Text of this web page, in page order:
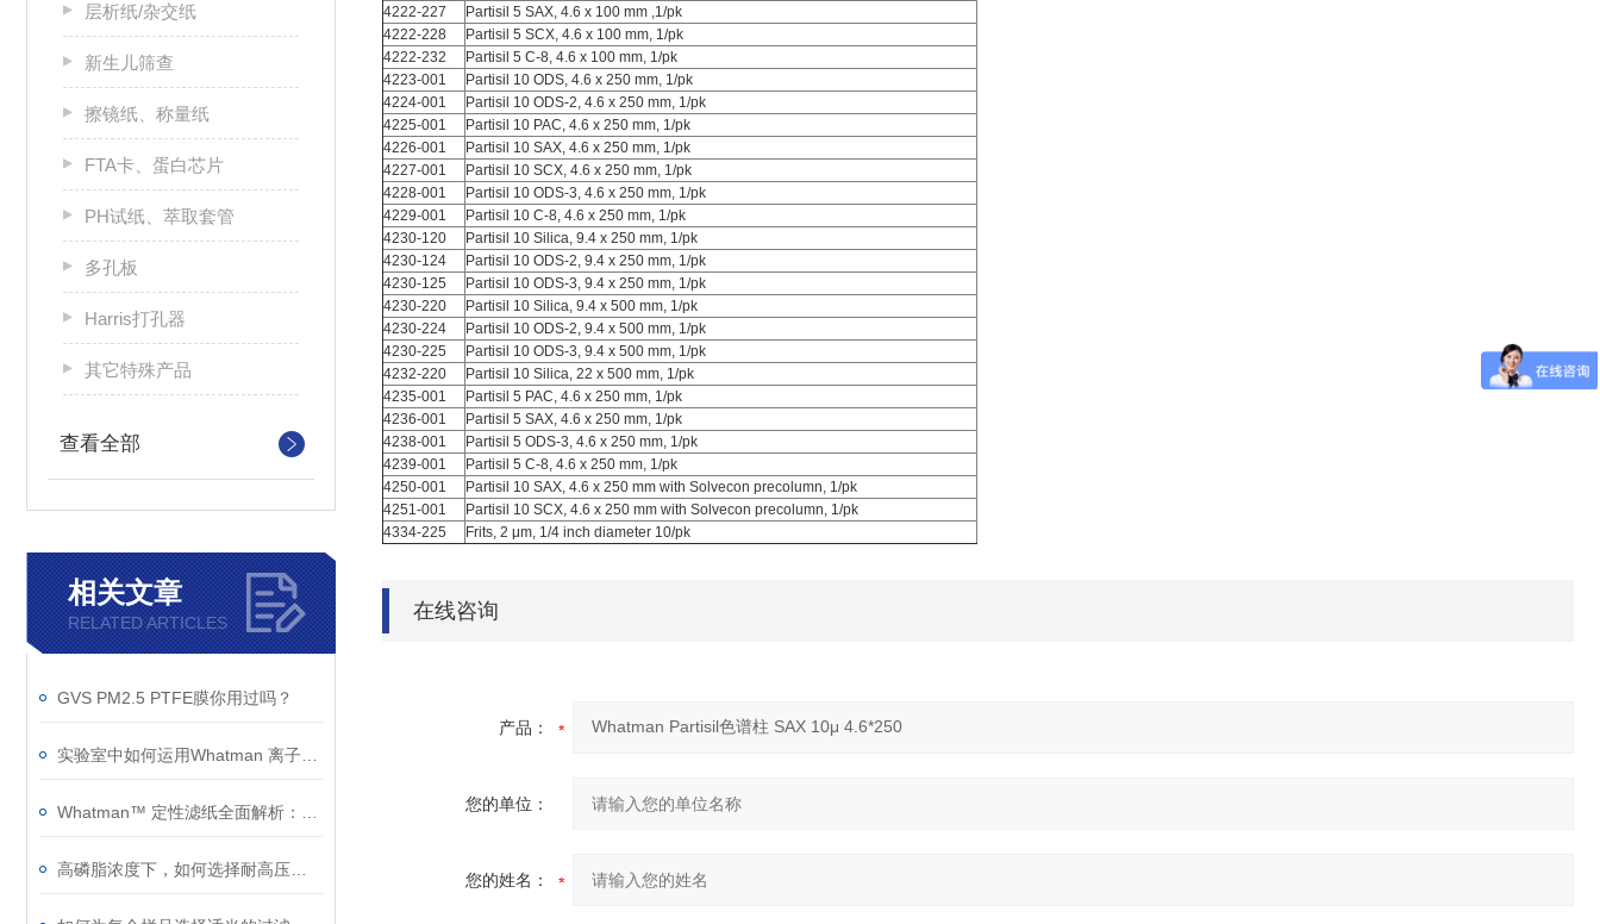
层析纸/杂交纸
新生儿筛查
擦镜纸、称量纸
FTA卡、蛋白芯片
PH试纸、萃取套管
多孔板
Harris打孔器
其它特殊产品
查看全部
相关文章
RELATED ARTICLES
GVS PM2.5 PTFE膜你用过吗？
4222-227
Partisil 5 SAX, 4.6 x 100 mm ,1/pk
4222-228
Partisil 5 SCX, 4.6 x 100 mm, 1/pk
4222-232
Partisil 5 C-8, 4.6 x 100 mm, 1/pk
4223-001
Partisil 10 ODS, 4.6 x 250 mm, 1/pk
4224-001
Partisil 10 ODS-2, 4.6 x 250 mm, 1/pk
4225-001
Partisil 10 PAC, 4.6 x 250 mm, 1/pk
4226-001
Partisil 10 SAX, 4.6 x 250 mm, 1/pk
4227-001
Partisil 10 SCX, 4.6 x 250 mm, 1/pk
4228-001
Partisil 10 ODS-3, 4.6 x 250 mm, 1/pk
4229-001
Partisil 10 C-8, 4.6 x 250 mm, 1/pk
4230-120
Partisil 10 Silica, 9.4 x 250 mm, 1/pk
4230-124
Partisil 10 ODS-2, 9.4 x 250 mm, 1/pk
4230-125
Partisil 10 ODS-3, 9.4 x 250 mm, 1/pk
4230-220
Partisil 10 Silica, 9.4 x 500 mm, 1/pk
4230-224
Partisil 10 ODS-2, 9.4 x 500 mm, 1/pk
4230-225
Partisil 10 ODS-3, 9.4 x 500 mm, 1/pk
4232-220
Partisil 10 Silica, 22 x 500 mm, 1/pk
4235-001
Partisil 5 PAC, 4.6 x 250 mm, 1/pk
4236-001
Partisil 5 SAX, 4.6 x 250 mm, 1/pk
4238-001
Partisil 5 ODS-3, 4.6 x 250 mm, 1/pk
4239-001
Partisil 5 C-8, 4.6 x 250 mm, 1/pk
4250-001
Partisil 10 SAX, 4.6 x 250 mm with Solvecon precolumn, 1/pk
4251-001
Partisil 10 SCX, 4.6 x 250 mm with Solvecon precolumn, 1/pk
4334-225
Frits, 2 μm, 1/4 inch diameter 10/pk
在线咨询
产品：
您的单位：
您的姓名：